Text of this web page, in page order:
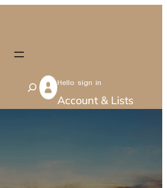
S
e
Hello sign in
Account & Lists